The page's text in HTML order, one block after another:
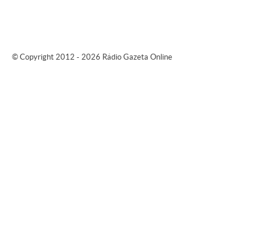
© Copyright 2012 - 2026 Rádio Gazeta Online